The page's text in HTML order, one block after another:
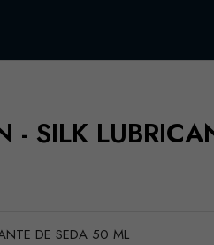
- SILK
DE SEDA 50 ML